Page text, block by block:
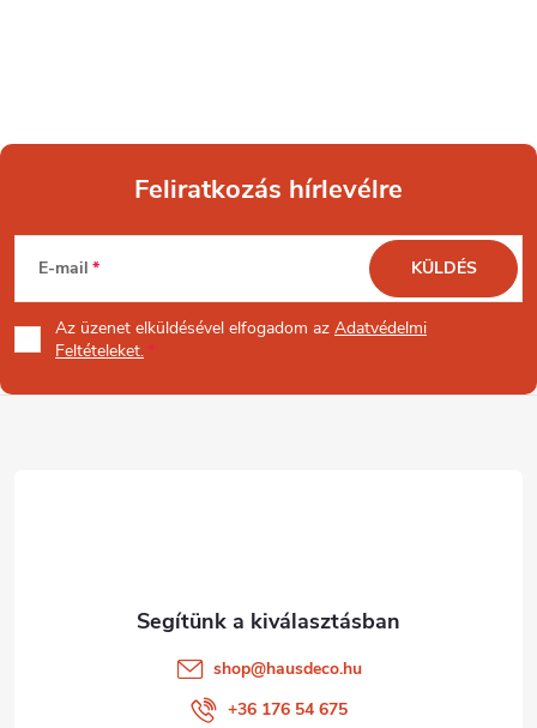
L
á
b
Feliratkozás hírlevélre
E-mail
Az üzenet elküldésével elfogadom az Adatvédelmi
Feltételeket.
KÜLDÉS
shop@hausdeco.hu
+36 176 54 675